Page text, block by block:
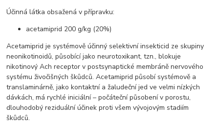
Účinná látka obsažená v přípravku:
acetamiprid 200 g/kg (20%)
Acetamiprid je systémově účinný selektivní insekticid ze skupiny
neonikotinoidů, působící jako neurotoxikant, tzn., blokuje
nikotinový Ach receptor v postsynaptické membráně nervového
systému živočišných škůdců. Acetamiprid působí systémově a
translaminárně, jako kontaktní a žaludeční jed ve velmi nízkých
dávkách, má rychlé iniciální – počáteční působení v porostu,
dlouhodobý reziduální účinek proti všem vývojovým stadiím
škůdců.